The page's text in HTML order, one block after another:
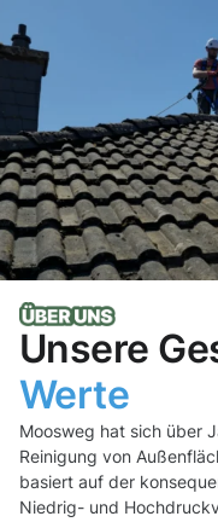
Unsere
Werte
Moosweg hat sich über
Reinigung von
basiert auf der
Niedrig- und